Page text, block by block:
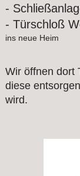
-
- Türschloß
ins neue Heim
Wir öffnen dort
diese
wird.